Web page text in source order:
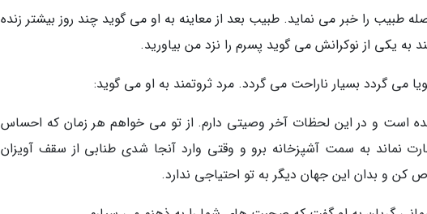
طبیب را خبر می نماید. طبیب بعد از معاینه به او می گوید چند روز بیشتر زنده
به یکی از نوکرانش می گوید پسرم را نزد من بیاورید.
می گردد بسیار ناراحت می گردد. مرد ثروتمند به او می گوید:
است و در این لحظات آخر وصیتی دارم. از تو می خواهم هر زمان که احساس
به سمت آشپزخانه برو و وقتی وارد آنجا شدی طنابی از سقف آویزان
کن و بدان این جهان دیگر به تو احتیاجی ندارد.